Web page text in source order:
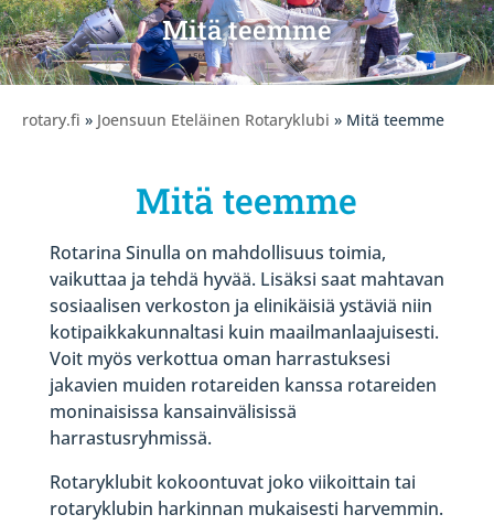
Mitä teemme
rotary.fi » Joensuun Eteläinen Rotaryklubi » Mitä teemme
Mitä teemme
Rotarina Sinulla on mahdollisuus toimia,
vaikuttaa ja tehdä hyvää. Lisäksi saat mahtavan
sosiaalisen verkoston ja elinikäisiä ystäviä niin
kotipaikkakunnaltasi kuin maailmanlaajuisesti.
Voit myös verkottua oman harrastuksesi
jakavien muiden rotareiden kanssa rotareiden
moninaisissa kansainvälisissä
harrastusryhmissä.
Rotaryklubit kokoontuvat joko viikoittain tai
rotaryklubin harkinnan mukaisesti harvemmin.